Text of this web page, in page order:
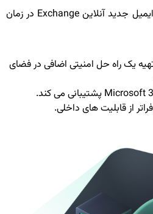
حفاظت فوری از زیر ساختهای ایمیل جدید آنلاین Exchange در زمان
یک راه‌ حل امنیتی اضافی در فضای
از قابلیت های داخلی.